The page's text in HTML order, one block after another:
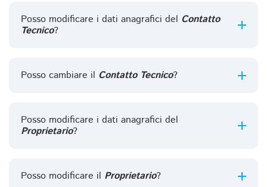
Posso modificare i dati anagrafici del Contatto
Tecnico?
Posso cambiare il Contatto Tecnico?
Posso modificare i dati anagrafici del
Proprietario?
Posso modificare il Proprietario?